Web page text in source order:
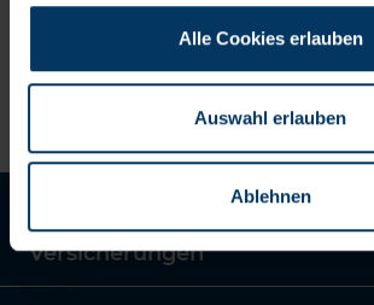
Alle Cookies erlauben
Auswahl erlauben
Ablehnen
Schadenhergang
Schritt6: Anlagen
Versicherungen